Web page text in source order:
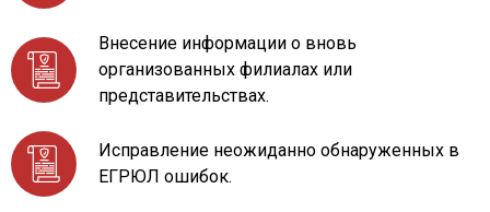
Внесение информации о вновь
организованных филиалах или
представительствах.
Исправление неожиданно обнаруженных в
ЕГРЮЛ ошибок.